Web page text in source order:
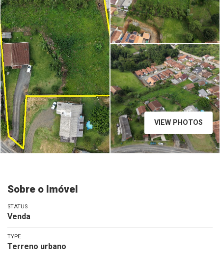
default
VIEW PHOTOS
Sobre o Imóvel
STATUS
Venda
TYPE
Terreno urbano